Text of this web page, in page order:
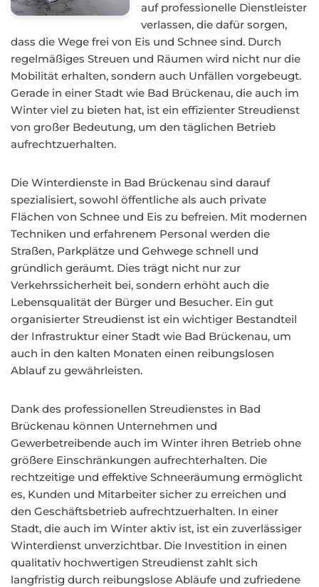
auf professionelle Dienstleister
verlassen, die dafür sorgen,
dass die Wege frei von Eis und Schnee sind. Durch
regelmäßiges Streuen und Räumen wird nicht nur die
Mobilität erhalten, sondern auch Unfällen vorgebeugt.
Gerade in einer Stadt wie Bad Brückenau, die auch im
Winter viel zu bieten hat, ist ein effizienter Streudienst
von großer Bedeutung, um den täglichen Betrieb
aufrechtzuerhalten.
Die Winterdienste in Bad Brückenau sind darauf
spezialisiert, sowohl öffentliche als auch private
Flächen von Schnee und Eis zu befreien. Mit modernen
Techniken und erfahrenem Personal werden die
Straßen, Parkplätze und Gehwege schnell und
gründlich geräumt. Dies trägt nicht nur zur
Verkehrssicherheit bei, sondern erhöht auch die
Lebensqualität der Bürger und Besucher. Ein gut
organisierter Streudienst ist ein wichtiger Bestandteil
der Infrastruktur einer Stadt wie Bad Brückenau, um
auch in den kalten Monaten einen reibungslosen
Ablauf zu gewährleisten.
Dank des professionellen Streudienstes in Bad
Brückenau können Unternehmen und
Gewerbetreibende auch im Winter ihren Betrieb ohne
größere Einschränkungen aufrechterhalten. Die
rechtzeitige und effektive Schneeräumung ermöglicht
es, Kunden und Mitarbeiter sicher zu erreichen und
den Geschäftsbetrieb aufrechtzuerhalten. In einer
Stadt, die auch im Winter aktiv ist, ist ein zuverlässiger
Winterdienst unverzichtbar. Die Investition in einen
qualitativ hochwertigen Streudienst zahlt sich
langfristig durch reibungslose Abläufe und zufriedene